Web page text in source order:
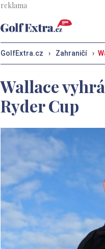
GolfExtra.cz › Zahraničí ›
Wallace
Ryder Cup